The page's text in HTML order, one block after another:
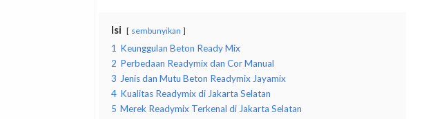
Isi sembunyikan
1 Keunggulan Beton Ready Mix
2 Perbedaan Readymix dan Cor Manual
3 Jenis dan Mutu Beton Readymix Jayamix
4 Kualitas Readymix di Jakarta Selatan
5 Merek Readymix Terkenal di Jakarta Selatan